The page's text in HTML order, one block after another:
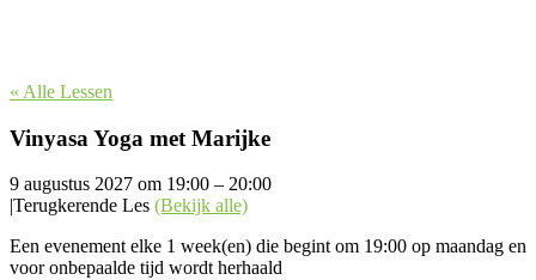
« Alle Lessen
Vinyasa Yoga met Marijke
9 augustus 2027 om 19:00 – 20:00
|Terugkerende Les (Bekijk alle)
Een evenement elke 1 week(en) die begint om 19:00 op maandag en
voor onbepaalde tijd wordt herhaald